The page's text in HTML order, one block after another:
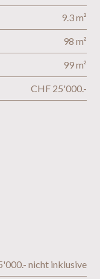
9.3 m²
98 m²
99 m²
CHF 25'000.-
nicht inklusive